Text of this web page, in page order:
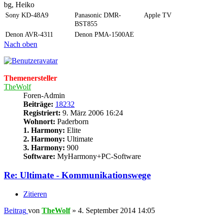
bg, Heiko
Sony KD-48A9
Panasonic DMR-
BST855
Apple TV
Denon AVR-4311 Denon PMA-1500AE
Nach oben
Themenersteller
TheWolf
Foren-Admin
Beiträge: 18232
Registriert: 9. März 2006 16:24
Wohnort: Paderborn
1. Harmony: Elite
2. Harmony: Ultimate
3. Harmony: 900
Software: MyHarmony+PC-Software
Re: Ultimate - Kommunikationswege
Zitieren
Beitrag von TheWolf» 4. September 2014 14:05